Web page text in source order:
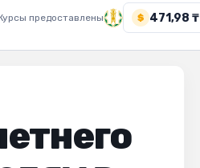
предоставлены $ 471,98 ₸